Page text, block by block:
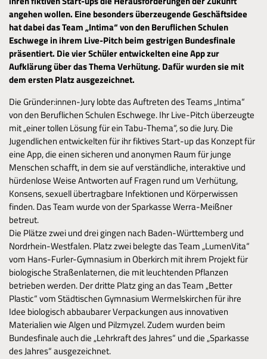
angehen wollen. Eine besonders überzeugende Geschäftsidee
hat dabei das Team „Intima“ von den Beruflichen Schulen
Eschwege in ihrem Live-Pitch beim gestrigen Bundesfinale
präsentiert. Die vier Schüler entwickelten eine App zur
Aufklärung über das Thema Verhütung. Dafür wurden sie mit
dem ersten Platz ausgezeichnet.
Die Gründer:innen-Jury lobte das Auftreten des Teams „Intima“
von den Beruflichen Schulen Eschwege. Ihr Live-Pitch überzeugte
mit „einer tollen Lösung für ein Tabu-Thema“, so die Jury. Die
Jugendlichen entwickelten für ihr fiktives Start-up das Konzept für
eine App, die einen sicheren und anonymen Raum für junge
Menschen schafft, in dem sie auf verständliche, interaktive und
hürdenlose Weise Antworten auf Fragen rund um Verhütung,
Konsens, sexuell übertragbare Infektionen und Körperwissen
finden. Das Team wurde von der Sparkasse Werra-Meißner
betreut.
Die Plätze zwei und drei gingen nach Baden-Württemberg und
Nordrhein-Westfalen. Platz zwei belegte das Team „LumenVita“
vom Hans-Furler-Gymnasium in Oberkirch mit ihrem Projekt für
biologische Straßenlaternen, die mit leuchtenden Pflanzen
betrieben werden. Der dritte Platz ging an das Team „Better
Plastic“ vom Städtischen Gymnasium Wermelskirchen für ihre
Idee biologisch abbaubarer Verpackungen aus innovativen
Materialien wie Algen und Pilzmyzel. Zudem wurden beim
Bundesfinale auch die „Lehrkraft des Jahres“ und die „Sparkasse
des Jahres“ ausgezeichnet.